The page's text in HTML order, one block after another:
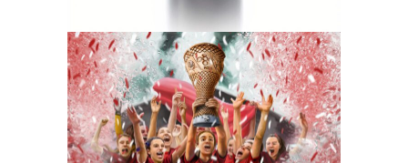
Pokal Pivovarne Union
Ilustracija